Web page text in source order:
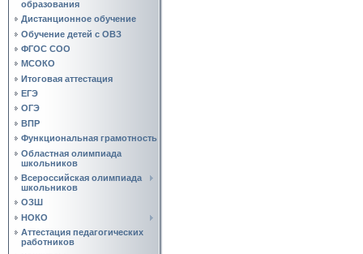
образования
Дистанционное обучение
Обучение детей с ОВЗ
ФГОС СОО
МСОКО
Итоговая аттестация
ЕГЭ
ОГЭ
ВПР
Функциональная грамотность
Областная олимпиада
школьников
Всероссийская олимпиада
школьников
ОЗШ
НОКО
Аттестация педагогических
работников